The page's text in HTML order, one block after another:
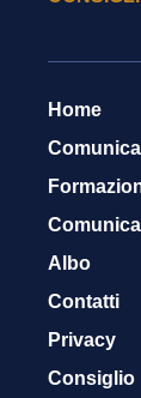
Home
Albo
Contatti
Privacy
Consiglio